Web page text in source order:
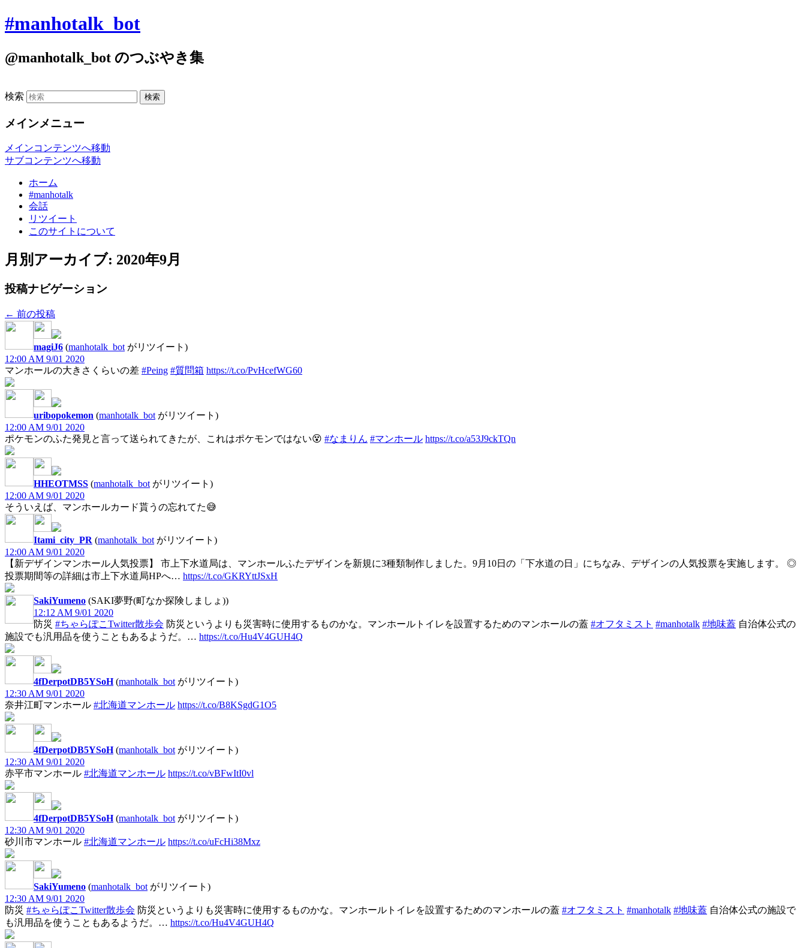
#manhotalk_bot
@manhotalk_bot のつぶやき集
検索
メインメニュー
メインコンテンツへ移動
サブコンテンツへ移動
ホーム
#manhotalk
会話
リツイート
このサイトについて
月別アーカイブ: 2020年9月
投稿ナビゲーション
← 前の投稿
magiJ6 (manhotalk_bot がリツイート)
12:00 AM 9/01 2020
マンホールの大きさくらいの差 #Peing #質問箱 https://t.co/PvHcefWG60
uribopokemon (manhotalk_bot がリツイート)
12:00 AM 9/01 2020
ポケモンのふた発見と言って送られてきたが、これはポケモンではない😵 #なまりん #マンホール https://t.co/a53J9ckTQn
HHEOTMSS (manhotalk_bot がリツイート)
12:00 AM 9/01 2020
そういえば、マンホールカード貰うの忘れてた😅
Itami_city_PR (manhotalk_bot がリツイート)
12:00 AM 9/01 2020
【新デザインマンホール人気投票】 市上下水道局は、マンホールふたデザインを新規に3種類制作しました。9月10日の「下水道の日」にちなみ、デザインの人気投票を実施します。 ◎
投票期間等の詳細は市上下水道局HPへ… https://t.co/GKRYttJSxH
SakiYumeno (SAKI夢野(町なか探険しましょ))
12:12 AM 9/01 2020
防災 #ちゃらぽこTwitter散歩会 防災というよりも災害時に使用するものかな。マンホールトイレを設置するためのマンホールの蓋 #オフタミスト #manhotalk #地味蓋 自治体公式の
施設でも汎用品を使うこともあるようだ。… https://t.co/Hu4V4GUH4Q
4fDerpotDB5YSoH(manhotalk_bot がリツイート)
12:30 AM 9/01 2020
奈井江町マンホール #北海道マンホール https://t.co/B8KSgdG1O5
4fDerpotDB5YSoH(manhotalk_bot がリツイート)
12:30 AM 9/01 2020
赤平市マンホール #北海道マンホール https://t.co/vBFwItI0vl
4fDerpotDB5YSoH(manhotalk_bot がリツイート)
12:30 AM 9/01 2020
砂川市マンホール #北海道マンホール https://t.co/uFcHi38Mxz
SakiYumeno (manhotalk_bot がリツイート)
12:30 AM 9/01 2020
防災 #ちゃらぽこTwitter散歩会 防災というよりも災害時に使用するものかな。マンホールトイレを設置するためのマンホールの蓋 #オフタミスト #manhotalk #地味蓋 自治体公式の施設で
も汎用品を使うこともあるようだ。… https://t.co/Hu4V4GUH4Q